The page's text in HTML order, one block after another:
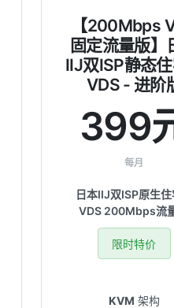
【200Mbps
固定流量版】
IIJ双ISP静态
VDS - 进阶
399
每月
日本IIJ双ISP原生
VDS 200Mbps流
限时特价
KVM 架构